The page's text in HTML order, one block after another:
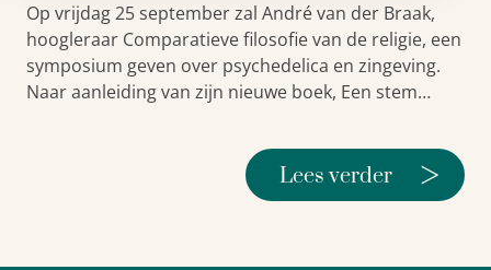
Op vrijdag 25 september zal André van der Braak,
hoogleraar Comparatieve filosofie van de religie, een
symposium geven over psychedelica en zingeving.
Naar aanleiding van zijn nieuwe boek, Een stem…
Lees verder >